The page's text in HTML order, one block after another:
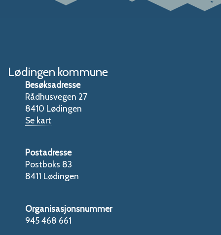
Lødingen kommune
Besøksadresse
Rådhusvegen 27
8410 Lødingen
Se kart
Postadresse
Postboks 83
8411 Lødingen
Organisasjonsnummer
945 468 661